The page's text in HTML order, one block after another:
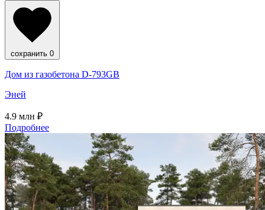
сохранить 0
Дом из газобетона D-793GB
Эней
4.9 млн ₽
Подробнее